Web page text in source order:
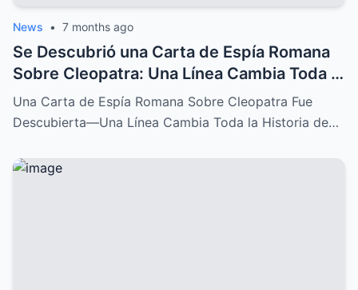
News • 7 months ago
Se Descubrió una Carta de Espía Romana
Sobre Cleopatra: Una Línea Cambia Toda la
Historia de su Caída
Una Carta de Espía Romana Sobre Cleopatra Fue
Descubierta—Una Línea Cambia Toda la Historia de…